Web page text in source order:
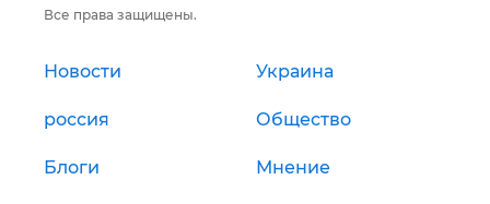
Все права защищены.
Новости Украина
россия Общество
Блоги Мнение